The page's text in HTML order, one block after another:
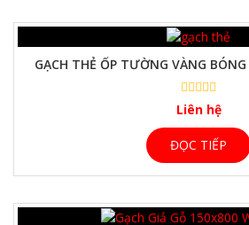
GẠCH THẺ ỐP TƯỜNG VÀNG
Liên hệ
ĐỌC TIẾP